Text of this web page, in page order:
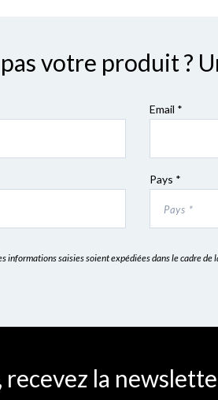
votre produit ?
Email *
Pays *
Pays *
informations saisies soient expédiées dans le cadre
recevez la